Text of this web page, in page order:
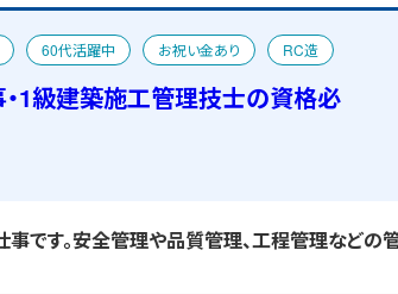
60代活躍中 お祝い金あり
RC造
1級建築施工管理技士の資格必
す。安全管理や品質管理、工程管理などの